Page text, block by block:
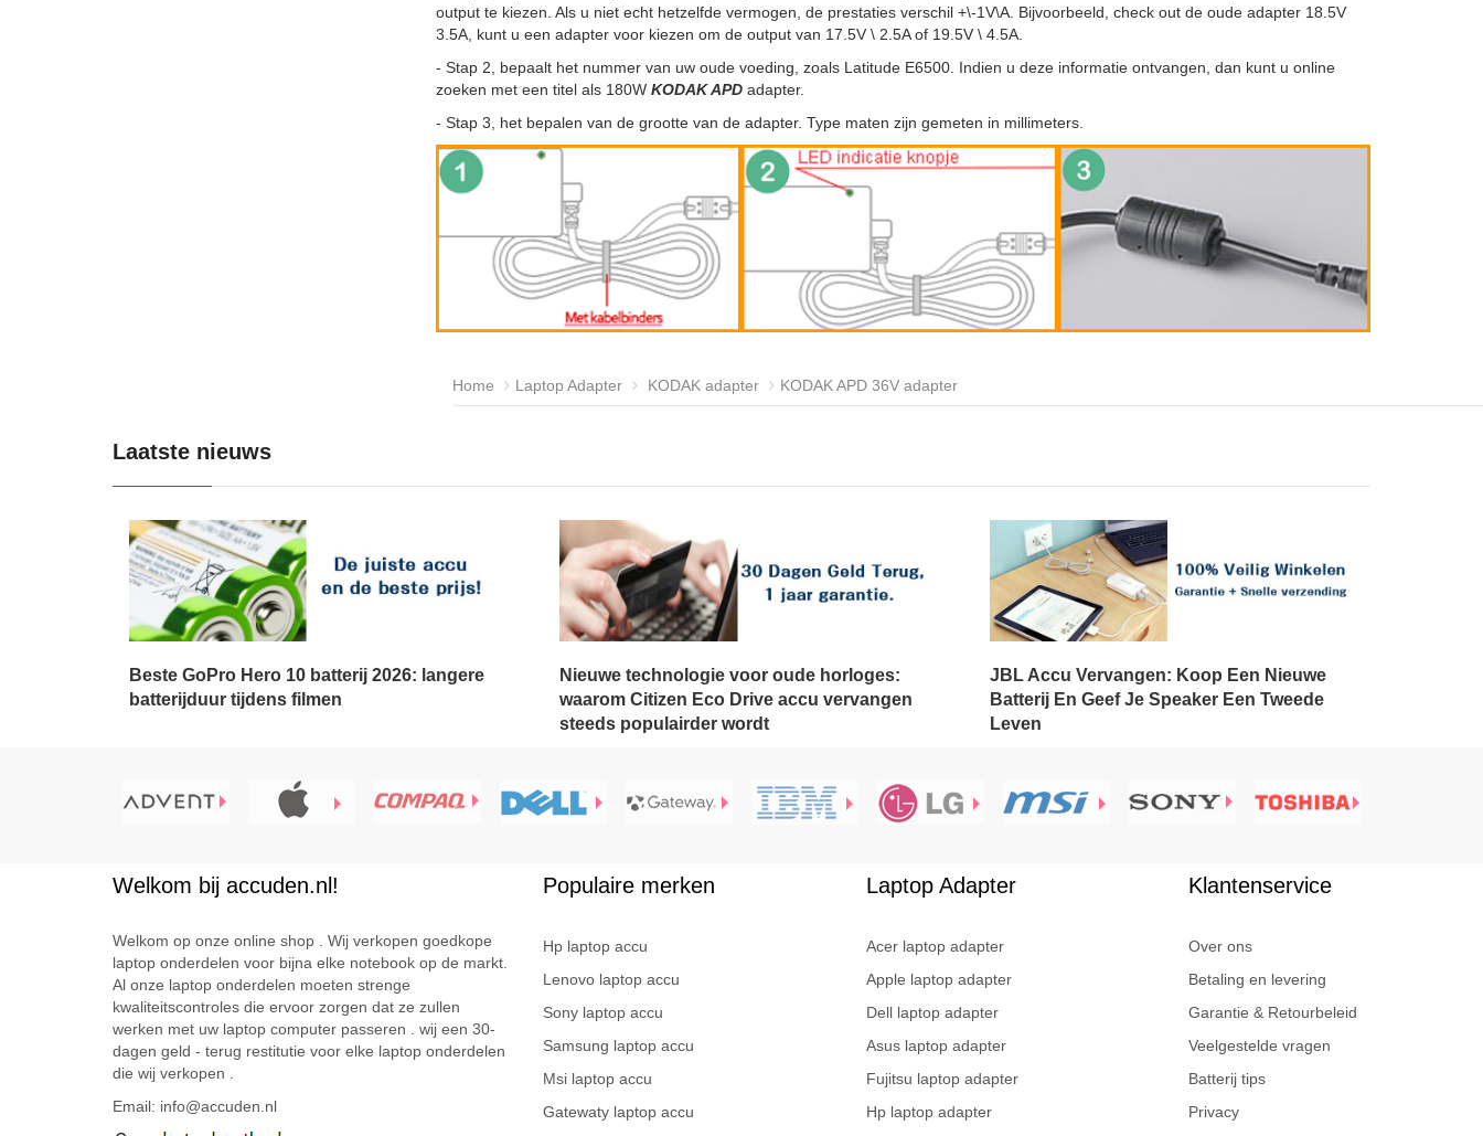
output te kiezen. Als u niet echt hetzelfde vermogen, de prestaties verschil +\-1V\A. Bijvoorbeeld, check out de oude adapter 18.5V
3.5A, kunt u een adapter voor kiezen om de output van 17.5V \ 2.5A of 19.5V \ 4.5A.
- Stap 2, bepaalt het nummer van uw oude voeding, zoals Latitude E6500. Indien u deze informatie ontvangen, dan kunt u online
zoeken met een titel als 180W KODAK APDadapter.
- Stap 3, het bepalen van de grootte van de adapter. Type maten zijn gemeten in millimeters.
Home Laptop Adapter KODAK adapter KODAK APD 36V adapter
Laatste nieuws
Beste GoPro Hero 10 batterij 2026: langere
batterijduur tijdens filmen
Nieuwe technologie voor oude horloges:
waarom Citizen Eco Drive accu vervangen
steeds populairder wordt
JBL Accu Vervangen: Koop Een Nieuwe
Batterij En Geef Je Speaker Een Tweede
Leven
Welkom bij accuden.nl!
Welkom op onze online shop . Wij verkopen goedkope
laptop onderdelen voor bijna elke notebook op de markt.
Al onze laptop onderdelen moeten strenge
kwaliteitscontroles die ervoor zorgen dat ze zullen
werken met uw laptop computer passeren . wij een 30-
dagen geld - terug restitutie voor elke laptop onderdelen
die wij verkopen .
Email: info@accuden.nl
Populaire merken
Hp laptop accu
Lenovo laptop accu
Sony laptop accu
Samsung laptop accu
Msi laptop accu
Gatewaty laptop accu
Laptop Adapter
Acer laptop adapter
Apple laptop adapter
Dell laptop adapter
Asus laptop adapter
Fujitsu laptop adapter
Hp laptop adapter
Klantenservice
Over ons
Betaling en levering
Garantie & Retourbeleid
Veelgestelde vragen
Batterij tips
Privacy